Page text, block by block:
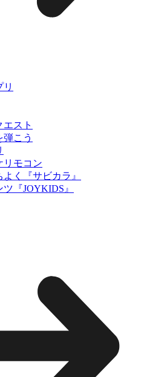
スト
弾こう
リモコン
く『サビカラ』
『JOYKIDS』